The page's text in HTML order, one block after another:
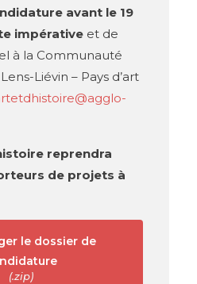
avant le 19
impérative et de
à la Communauté
Liévin – Pays d’art
reprendra
de projets à
le dossier de
(.zip)